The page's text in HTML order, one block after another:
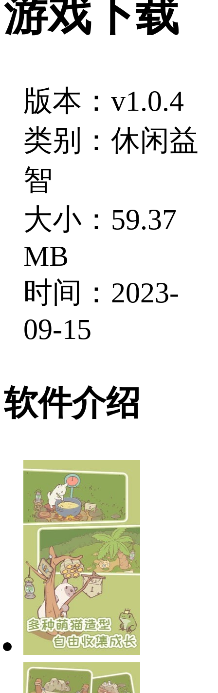
游戏下载
版本：v1.0.4
类别：休闲益
智
大小：59.37
MB
时间：2023-
09-15
软件介绍